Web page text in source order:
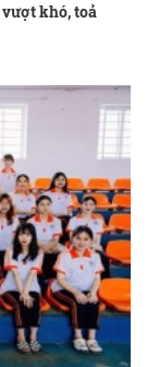
vượt khó, toả